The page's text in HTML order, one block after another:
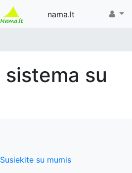
nama.lt
Susiekite su mumis